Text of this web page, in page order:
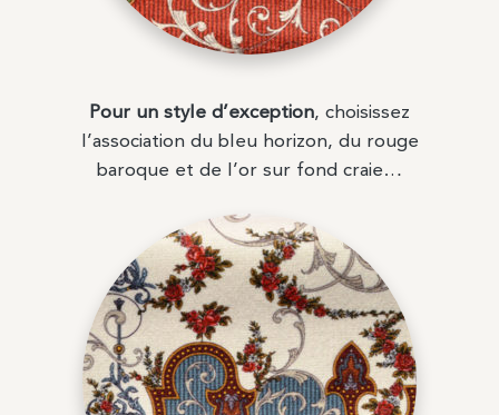
Pour un style d’exception, choisissez
l’association du bleu horizon, du rouge
baroque et de l’or sur fond craie…